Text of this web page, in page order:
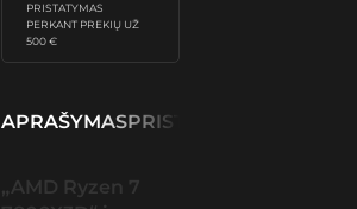
PRISTATYMAS
PERKANT PREKIŲ UŽ
500 €
APRAŠYMASPRISTATYMAS IR
„AMD Ryzen 7